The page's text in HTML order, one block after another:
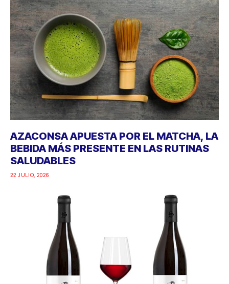
AZACONSA APUESTA POR EL MATCHA, LA
BEBIDA MÁS PRESENTE EN LAS RUTINAS
SALUDABLES
22 JULIO, 2026